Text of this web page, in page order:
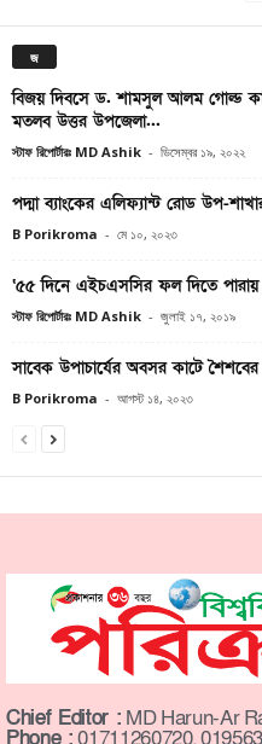
জ
বিজয় দিবসে ড. শামসুল আলম গোল্ড
মতলব উত্তর উপজেলা...
স্টাফ রিপোর্টারঃ MD Ashik - ডিসেম্বর ১৯, ২০২২
পদ্মা ব্যাংকের এলিফ্যান্ট রোড উপ-
B Porikroma - মে ১০, ২০২৩
‘৫৫ দিনে এইচএসসির ফল দিতে পারায়
স্টাফ রিপোর্টারঃ MD Ashik - জুলাই ১৭, ২০১৯
সাবেক উপাচার্যের অবসর কাটে শৈশবের
B Porikroma - আগস্ট ১৪, ২০২৩
Chief Editor : MD Harun-Ar